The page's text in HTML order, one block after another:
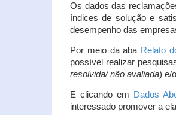
Os dados das
índices de solução e
desempenho das
Por meio da aba Relato
possível realizar
resolvida/ não avaliada) e/
E clicando em Dados
interessado promover a